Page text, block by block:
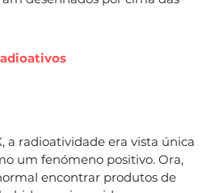
a radioatividade era vista única
um fenómeno positivo. Ora,
encontrar produtos de